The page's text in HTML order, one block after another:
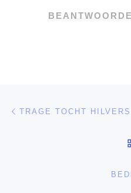
Bericht
TRAGE TOCHT